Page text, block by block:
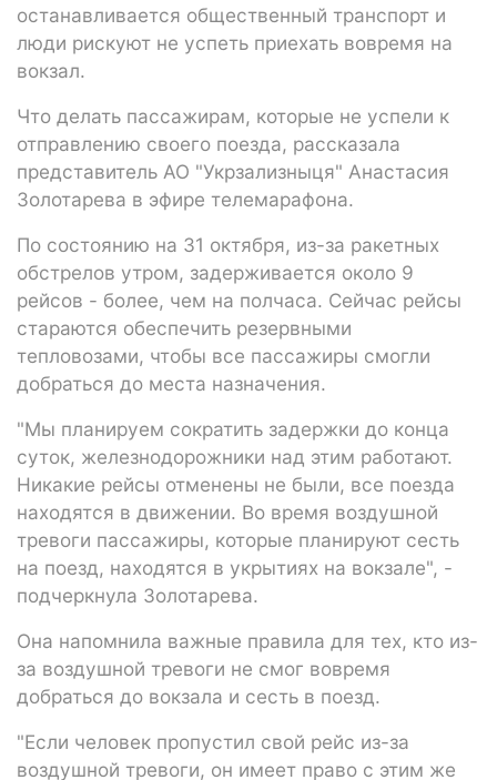
останавливается общественный транспорт и
люди рискуют не успеть приехать вовремя на
вокзал.
Что делать пассажирам, которые не успели к
отправлению своего поезда, рассказала
представитель АО "Укрзализныця" Анастасия
Золотарева в эфире телемарафона.
По состоянию на 31 октября, из-за ракетных
обстрелов утром, задерживается около 9
рейсов - более, чем на полчаса. Сейчас рейсы
стараются обеспечить резервными
тепловозами, чтобы все пассажиры смогли
добраться до места назначения.
"Мы планируем сократить задержки до конца
суток, железнодорожники над этим работают.
Никакие рейсы отменены не были, все поезда
находятся в движении. Во время воздушной
тревоги пассажиры, которые планируют сесть
на поезд, находятся в укрытиях на вокзале", -
подчеркнула Золотарева.
Она напомнила важные правила для тех, кто из-
за воздушной тревоги не смог вовремя
добраться до вокзала и сесть в поезд.
"Если человек пропустил свой рейс из-за
воздушной тревоги, он имеет право с этим же